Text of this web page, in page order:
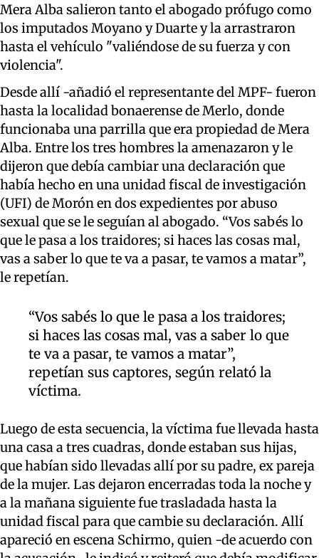
Mera Alba salieron tanto el abogado prófugo como
los imputados Moyano y Duarte y la arrastraron
hasta el vehículo "valiéndose de su fuerza y con
violencia".
Desde allí -añadió el representante del MPF- fueron
hasta la localidad bonaerense de Merlo, donde
funcionaba una parrilla que era propiedad de Mera
Alba. Entre los tres hombres la amenazaron y le
dijeron que debía cambiar una declaración que
había hecho en una unidad fiscal de investigación
(UFI) de Morón en dos expedientes por abuso
sexual que se le seguían al abogado. “Vos sabés lo
que le pasa a los traidores; si haces las cosas mal,
vas a saber lo que te va a pasar, te vamos a matar”,
le repetían.
“Vos sabés lo que le pasa a los traidores;
si haces las cosas mal, vas a saber lo que
te va a pasar, te vamos a matar”,
repetían sus captores, según relató la
víctima.
Luego de esta secuencia, la víctima fue llevada hasta
una casa a tres cuadras, donde estaban sus hijas,
que habían sido llevadas allí por su padre, ex pareja
de la mujer. Las dejaron encerradas toda la noche y
a la mañana siguiente fue trasladada hasta la
unidad fiscal para que cambie su declaración. Allí
apareció en escena Schirmo, quien -de acuerdo con